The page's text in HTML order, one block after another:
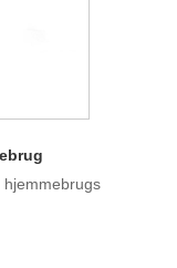
hjemmebrugs